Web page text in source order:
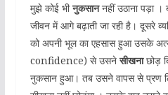
मुझे कोई भीनुकसाननहीं उठाना पड़ा ।
जीवन में आगे बढ़ाती जा रही है। दूसरे
को अपनी भूल का एहसास हुआ उसके
confidence) से उसनेसीखनाछोड़
नुकसान हुआ। तब उसने वापस से प्रण